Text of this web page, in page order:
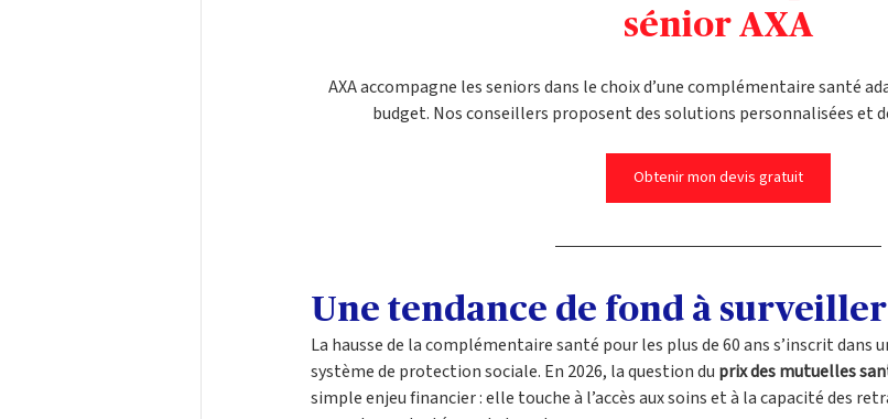
sénior AXA
AXA accompagne les seniors dans le choix d’une complémentaire santé
budget. Nos conseillers proposent des solutions personnalisées et
Obtenir mon devis gratuit
Une tendance de fond à
La hausse de la complémentaire santé pour les plus de 60 ans s’inscrit
système de protection sociale. En 2026, la question du prix des mutuelles
simple enjeu financier : elle touche à l’accès aux soins et à la capacité des